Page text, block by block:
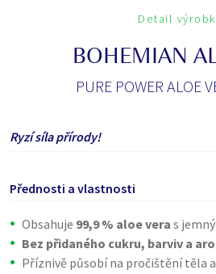
Detail
BOHEMIAN
PURE POWER ALOE
Ryzí síla přírody!
Přednosti a vlastnosti
Obsahuje 99,9 % aloe vera s
Bez přidaného cukru, barviv a
Příznivě působí na pročištění těla